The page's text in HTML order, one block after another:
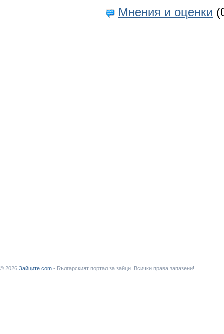
Мнения и оценки
© 2026 Зайците.com - Българският портал за зайци. Всички права запазени!